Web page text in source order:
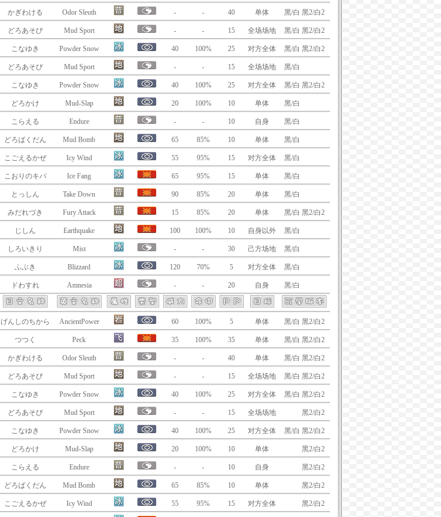
かぎわける Odor Sleuth - - 40 单体 黑/白 黑2/白2
どろあそび Mud Sport - - 15 全场场地 黑/白 黑2/白2
こなゆき Powder Snow 40 100% 25 对方全体 黑/白 黑2/白2
どろあそび Mud Sport - - 15 全场场地 黑/白
こなゆき Powder Snow 40 100% 25 对方全体 黑/白 黑2/白2
どろかけ Mud-Slap 20 100% 10 单体 黑/白
こらえる Endure - - 10 自身 黑/白
どろばくだん Mud Bomb 65 85% 10 单体 黑/白
こごえるかぜ Icy Wind 55 95% 15 对方全体 黑/白
こおりのキバ Ice Fang 65 95% 15 单体 黑/白
とっしん Take Down 90 85% 20 单体 黑/白
みだれづき Fury Attack 15 85% 20 单体 黑/白 黑2/白2
じしん Earthquake 100 100% 10 自身以外 黑/白
しろいきり Mist - - 30 己方场地 黑/白
ふぶき Blizzard 120 70% 5 对方全体 黑/白
ドわすれ Amnesia - - 20 自身 黑/白
げんしのちから AncientPower 60 100% 5 单体 黑/白 黑2/白2
つつく Peck 35 100% 35 单体 黑/白 黑2/白2
かぎわける Odor Sleuth - - 40 单体 黑/白 黑2/白2
どろあそび Mud Sport - - 15 全场场地 黑/白 黑2/白2
こなゆき Powder Snow 40 100% 25 对方全体 黑/白 黑2/白2
どろあそび Mud Sport - - 15 全场场地 黑2/白2
こなゆき Powder Snow 40 100% 25 对方全体 黑/白 黑2/白2
どろかけ Mud-Slap 20 100% 10 单体 黑2/白2
こらえる Endure - - 10 自身 黑2/白2
どろばくだん Mud Bomb 65 85% 10 单体 黑2/白2
こごえるかぜ Icy Wind 55 95% 15 对方全体 黑2/白2